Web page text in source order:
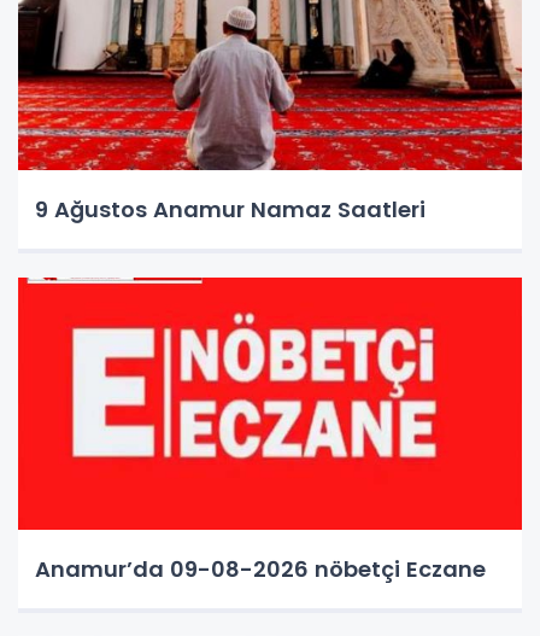
9 Ağustos Anamur Namaz Saatleri
Anamur’da 09-08-2026 nöbetçi Eczane